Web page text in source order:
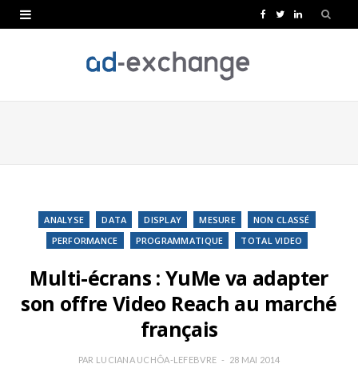
e
k
T
t
L
k
n
ANALYSE DATA DISPLAY MESURE
NON CLASSÉ
PERFORMANCE
PROGRAMMATIQUE TOTAL VIDEO
Multi-écrans : YuMe va adapter
son offre Video Reach au marché
français
PAR LUCIANA UCHÔA-LEFEBVRE 28 MAI 2014